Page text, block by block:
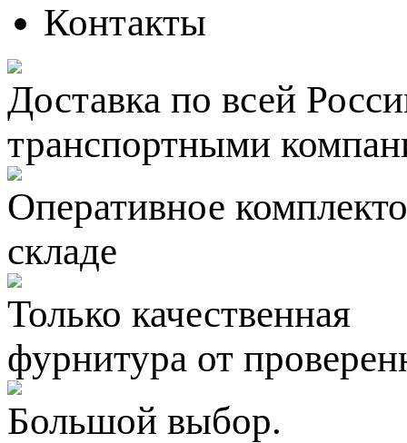
Контакты
Доставка по всей
транспортными
Оперативное
складе
Только качественная
фурнитура от
Большой выбор.